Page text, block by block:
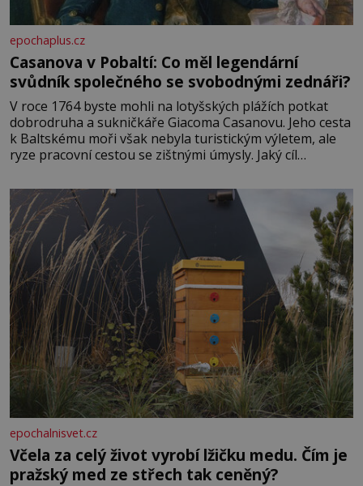
epochaplus.cz
Casanova v Pobaltí: Co měl legendární
svůdník společného se svobodnými zednáři?
V roce 1764 byste mohli na lotyšských plážích potkat
dobrodruha a sukničkáře Giacoma Casanovu. Jeho cesta
k Baltskému moři však nebyla turistickým výletem, ale
ryze pracovní cestou se zištnými úmysly. Jaký cíl
lotyšské Rigy? Casanova v Pobaltí kontaktoval tamní
zednářské lóže. Nebyl v této oblasti žádným nováčkem,
protože do zednářské
epochalnisvet.cz
Včela za celý život vyrobí lžičku medu. Čím je
pražský med ze střech tak ceněný?